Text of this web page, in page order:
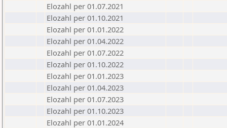
Elozahl per 01.07.2021
Elozahl per 01.10.2021
Elozahl per 01.01.2022
Elozahl per 01.04.2022
Elozahl per 01.07.2022
Elozahl per 01.10.2022
Elozahl per 01.01.2023
Elozahl per 01.04.2023
Elozahl per 01.07.2023
Elozahl per 01.10.2023
Elozahl per 01.01.2024